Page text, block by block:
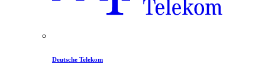
Deutsche Telekom